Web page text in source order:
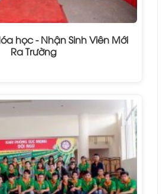
học - Nhận Sinh Viên Mới
Ra Trường